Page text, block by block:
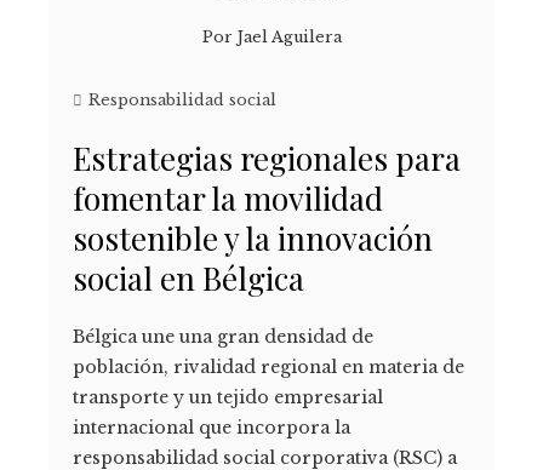
Por Jael Aguilera
Responsabilidad social
Estrategias regionales para
fomentar la movilidad
sostenible y la innovación
social en Bélgica
Bélgica une una gran densidad de
población, rivalidad regional en materia de
transporte y un tejido empresarial
internacional que incorpora la
responsabilidad social corporativa (RSC) a